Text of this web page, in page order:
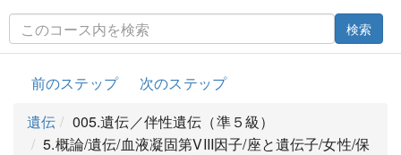
検索
前のステップ
次のステップ
遺伝
005.遺伝／伴性遺伝（準５級）
5.概論/遺伝/血液凝固第VIII因子/座と遺伝子/女性/保